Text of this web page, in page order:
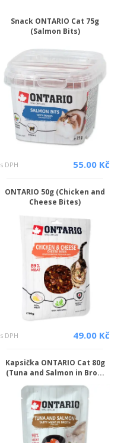
Snack ONTARIO Cat 75g
(Salmon Bits)
s DPH 55.00 Kč
ONTARIO 50g (Chicken and
Cheese Bites)
s DPH 49.00 Kč
Kapsička ONTARIO Cat 80g
(Tuna and Salmon in Bro...